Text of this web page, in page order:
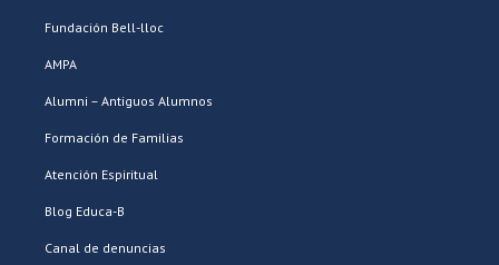
Fundación Bell-lloc
AMPA
Alumni – Antiguos Alumnos
Formación de Familias
Atención Espiritual
Blog Educa-B
Canal de denuncias